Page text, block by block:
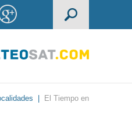
El Tiempo en